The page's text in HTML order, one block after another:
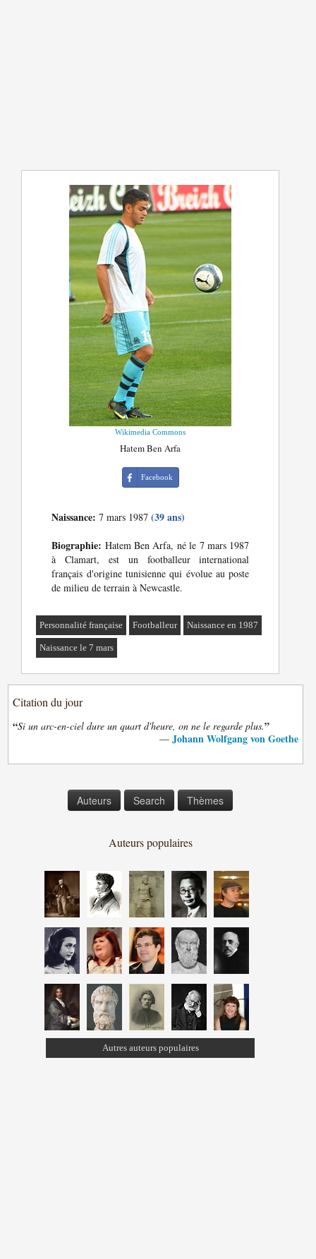
Wikimedia Commons
Hatem Ben Arfa
Facebook
Naissance: 7 mars 1987(39 ans)
Biographie: Hatem Ben Arfa, né le 7 mars 1987
à Clamart, est un footballeur international
français d'origine tunisienne qui évolue au poste
de milieu de terrain à Newcastle.
Personnalité française Footballeur Naissance en 1987
Naissance le 7 mars
Citation du jour
“Si un arc-en-ciel dure un quart d'heure, on ne le regarde plus.”
— Johann Wolfgang von Goethe
Auteurs Search Thèmes
Auteurs populaires
Autres auteurs populaires